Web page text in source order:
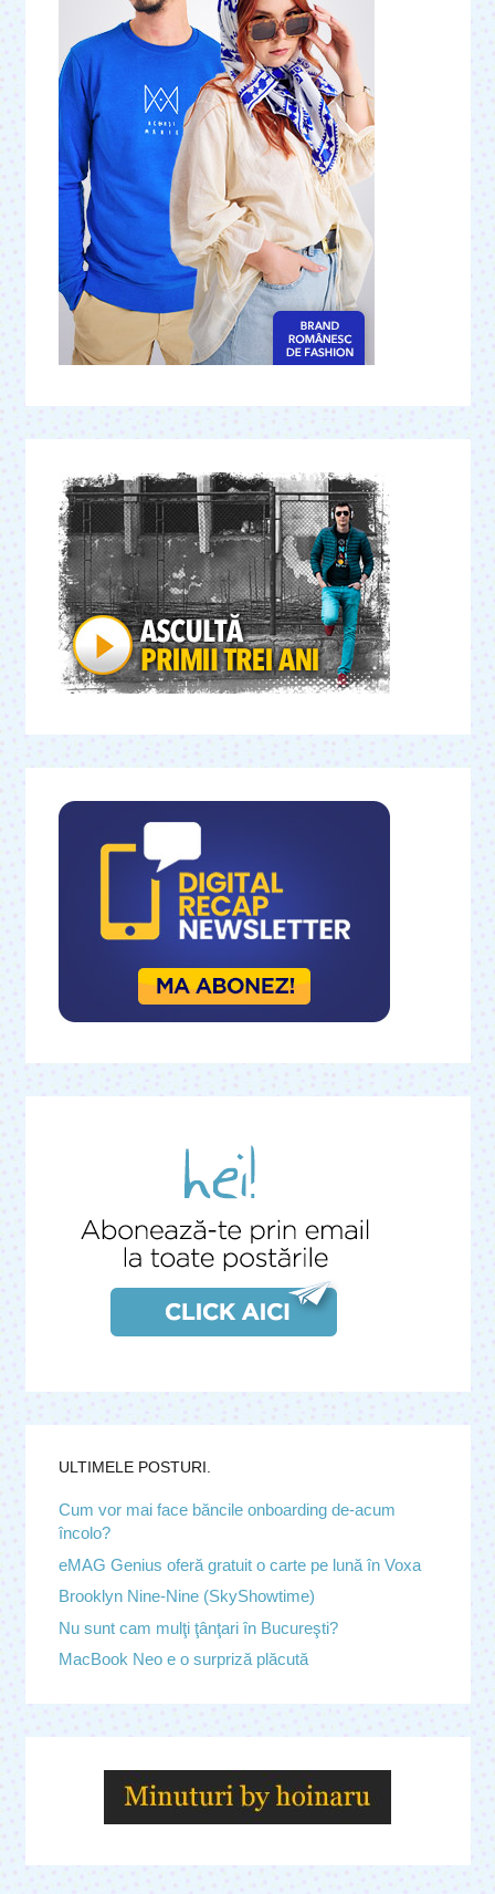
ULTIMELE POSTURI.
Cum vor mai face băncile onboarding de-acum
încolo?
eMAG Genius oferă gratuit o carte pe lună în Voxa
Brooklyn Nine-Nine (SkyShowtime)
Nu sunt cam mulţi ţânţari în Bucureşti?
MacBook Neo e o surpriză plăcută